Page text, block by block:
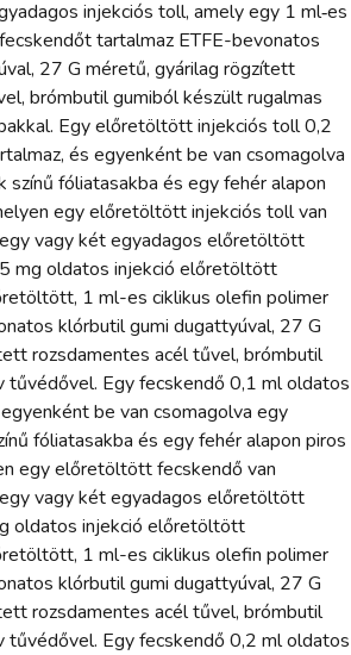
injekciós toll, amely egy 1 ml‑es
tartalmaz ETFE-bevonatos
27 G méretű, gyárilag rögzített
brómbutil gumiból készült rugalmas
Egy előretöltött injekciós toll 0,2
és egyenként be van csomagolva
fóliatasakba és egy fehér alapon
egy előretöltött injekciós toll van
vagy két egyadagos előretöltött
mg oldatos injekció előretöltött
1 ml-es ciklikus olefin polimer
klórbutil gumi dugattyúval, 27 G
rozsdamentes acél tűvel, brómbutil
tűvédővel. Egy fecskendő 0,1 ml oldatos
be van csomagolva egy
fóliatasakba és egy fehér alapon piros
egy előretöltött fecskendő van
vagy két egyadagos előretöltött
oldatos injekció előretöltött
1 ml-es ciklikus olefin polimer
klórbutil gumi dugattyúval, 27 G
rozsdamentes acél tűvel, brómbutil
tűvédővel. Egy fecskendő 0,2 ml oldatos